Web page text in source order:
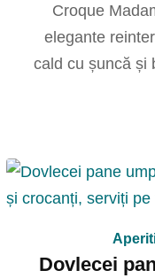
Croque
elegante
cald cu șuncă și
Dovlecei